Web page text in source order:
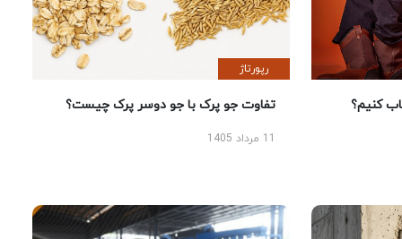
کنیم؟
رپورتاژ
تفاوت جو پرک با جو دوسر پرک چیست؟